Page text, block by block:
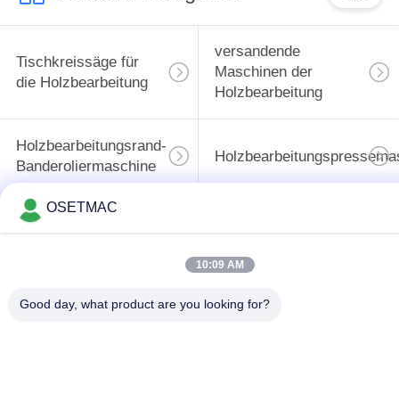
Tischkreissäge für
die Holzbearbeitung
versandende
Maschinen der
Holzbearbeitung
Holzbearbeitungsrand-
Banderoliermaschine
Manuelle
Kantenanleimmaschine
Dickenhobelmaschine
OSETMAC
10:09 AM
Good day, what product are you looking for?